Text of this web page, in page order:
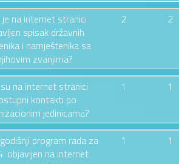
je na internet stranici
spisak državnih
i namještenika sa
zvanjima?
2 2
na internet stranici
kontakti po
jedinicama?
1 1
program rada za
objavljen na internet
1 1